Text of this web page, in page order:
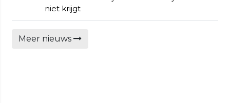
niet krijgt
Meer nieuws